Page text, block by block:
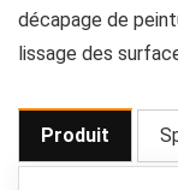
décapage de
lissage des
Produit